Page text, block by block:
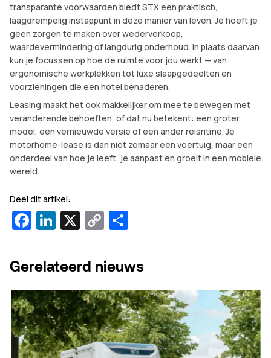
transparante voorwaarden biedt STX een praktisch,
laagdrempelig instappunt in deze manier van leven. Je hoeft je
geen zorgen te maken over wederverkoop,
waardevermindering of langdurig onderhoud. In plaats daarvan
kun je focussen op hoe de ruimte voor jou werkt — van
ergonomische werkplekken tot luxe slaapgedeelten en
voorzieningen die een hotel benaderen.
Leasing maakt het ook makkelijker om mee te bewegen met
veranderende behoeften, of dat nu betekent: een groter
model, een vernieuwde versie of een ander reisritme. Je
motorhome-lease is dan niet zomaar een voertuig, maar een
onderdeel van hoe je leeft, je aanpast en groeit in een mobiele
wereld.
Deel dit artikel:
Facebook
LinkedIn
X Copy
Gerelateerd nieuws